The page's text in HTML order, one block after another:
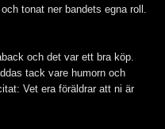
tonat ner bandets egna roll.
och det var ett bra köp.
tack vare humorn och
Vet era föräldrar att ni är